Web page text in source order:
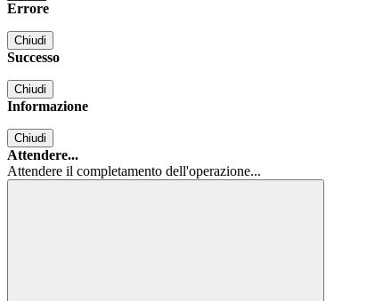
Errore
Chiudi
Successo
Chiudi
Informazione
Chiudi
Attendere...
Attendere il completamento dell'operazione...